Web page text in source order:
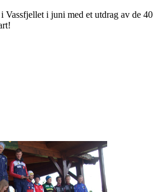
Vassfjellet i juni med et utdrag av de 40